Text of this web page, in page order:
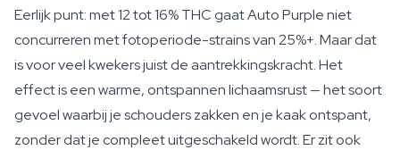
Eerlijk punt: met 12 tot 16% THC gaat Auto Purple niet
concurreren met fotoperiode-strains van 25%+. Maar dat
is voor veel kwekers juist de aantrekkingskracht. Het
effect is een warme, ontspannen lichaamsrust — het soort
gevoel waarbij je schouders zakken en je kaak ontspant,
zonder dat je compleet uitgeschakeld wordt. Er zit ook